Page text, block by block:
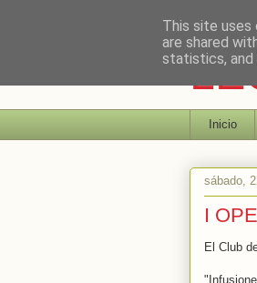
Inicio
sábado,
I
El Club
This site uses
are shared
statistics, and